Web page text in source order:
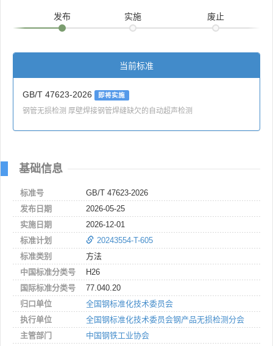
发布 实施 废止
当前标准
GB/T 47623-2026 即将实施
钢管无损检测 厚壁焊接钢管焊缝缺欠的自动超声检测
基础信息
标准号
GB/T 47623-2026
发布日期
2026-05-25
实施日期
2026-12-01
标准计划
20243554-T-605
标准类别
方法
中国标准分类号
H26
国际标准分类号
77.040.20
归口单位
全国钢标准化技术委员会
执行单位
全国钢标准化技术委员会钢产品无损检测分会
主管部门
中国钢铁工业协会